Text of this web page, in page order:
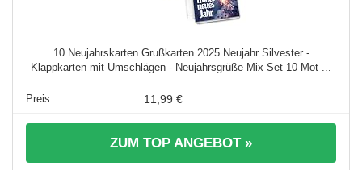
10 Neujahrskarten Grußkarten 2025 Neujahr Silvester -
Klappkarten mit Umschlägen - Neujahrsgrüße Mix Set 10 Mot ...
11,99 €
ZUM TOP ANGEBOT »